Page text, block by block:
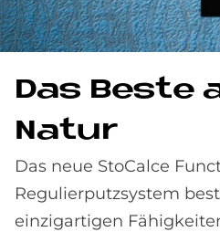
Das Be­ste
Na­tur
Das neue StoCalce
Regulierputzsystem
einzigartigen